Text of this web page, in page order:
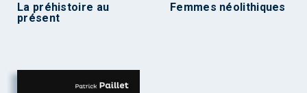
La préhistoire au
présent
Femmes néolithiques